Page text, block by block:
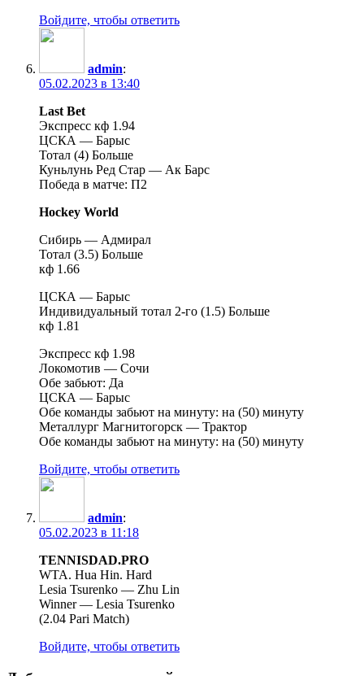
Войдите, чтобы ответить
admin:
05.02.2023 в 13:40
Last Bet
Экспресс кф 1.94
ЦСКА — Барыс
Тотал (4) Больше
Куньлунь Ред Стар — Ак Барс
Победа в матче: П2
Hockey World
Сибирь — Адмирал
Тотал (3.5) Больше
кф 1.66
ЦСКА — Барыс
Индивидуальный тотал 2-го (1.5) Больше
кф 1.81
Экспресс кф 1.98
Локомотив — Сочи
Обе забьют: Да
ЦСКА — Барыс
Обе команды забьют на минуту: на (50) минуту
Металлург Магнитогорск — Трактор
Обе команды забьют на минуту: на (50) минуту
Войдите, чтобы ответить
admin:
05.02.2023 в 11:18
TENNISDAD.PRO
WTA. Hua Hin. Hard
Lesia Tsurenko — Zhu Lin
Winner — Lesia Tsurenko
(2.04 Pari Match)
Войдите, чтобы ответить